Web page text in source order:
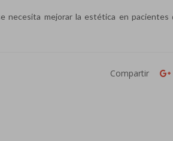
necesita mejorar la estética en pacientes
Compartir